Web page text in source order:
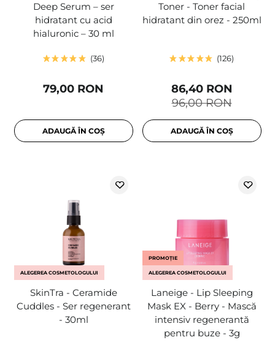
Deep Serum – ser
hidratant cu acid
hialuronic – 30 ml
36
79,00 RON
ADAUGĂ ÎN COȘ
Toner - Toner facial
hidratant din orez - 250ml
126
96,00 RON
86,40 RON
ADAUGĂ ÎN COȘ
ALEGEREA COSMETOLOGULUI
SkinTra - Ceramide
Cuddles - Ser regenerant
- 30ml
PROMOȚIE
ALEGEREA COSMETOLOGULUI
Laneige - Lip Sleeping
Mask EX - Berry - Mască
intensiv regenerantă
pentru buze - 3g